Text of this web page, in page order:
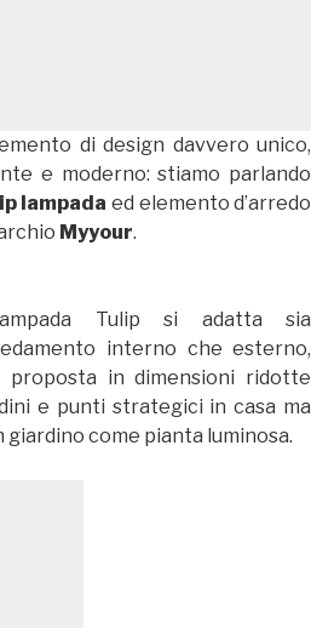
di design davvero unico,
e moderno: stiamo parlando
lampada ed elemento d’arredo
Myyour.
Tulip si adatta sia
interno che esterno,
proposta in dimensioni ridotte
e punti strategici in casa ma
come pianta luminosa.